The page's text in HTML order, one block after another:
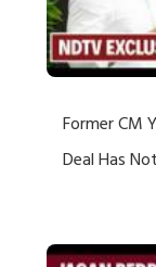
Former CM
Deal Has